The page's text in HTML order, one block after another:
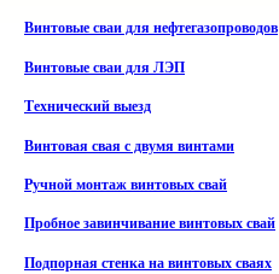
Винтовые сваи для нефтегазопроводов
Винтовые сваи для ЛЭП
Технический выезд
Винтовая свая с двумя винтами
Ручной монтаж винтовых свай
Пробное завинчивание винтовых свай
Подпорная стенка на винтовых сваях